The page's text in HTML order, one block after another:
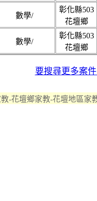
數學/
彰化縣503
花壇鄉
數學/
彰化縣503
花壇鄉
要搜尋更多案
-花壇鄉家教-花壇地區家